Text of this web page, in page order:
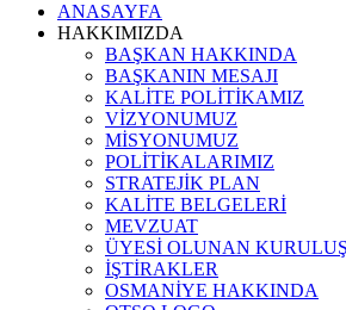
ANASAYFA
HAKKIMIZDA
BAŞKAN HAKKINDA
BAŞKANIN MESAJI
KALİTE POLİTİKAMIZ
VİZYONUMUZ
MİSYONUMUZ
POLİTİKALARIMIZ
STRATEJİK PLAN
KALİTE BELGELERİ
MEVZUAT
ÜYESİ OLUNAN
İŞTİRAKLER
OSMANİYE HAKKINDA